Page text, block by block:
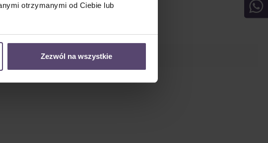
otrzymanymi od Ciebie lub
Zezwól na wszystkie